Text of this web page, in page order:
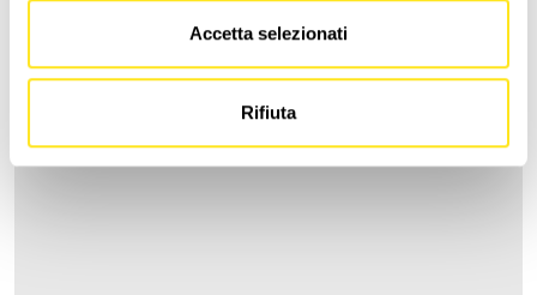
Accetta selezionati
Rifiuta
LA DIMORA DI MARA
Richiedi informazioni